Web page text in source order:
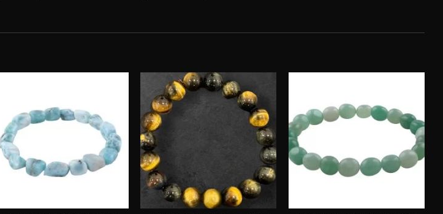
wishlist
Add to
wishlist
wishlist